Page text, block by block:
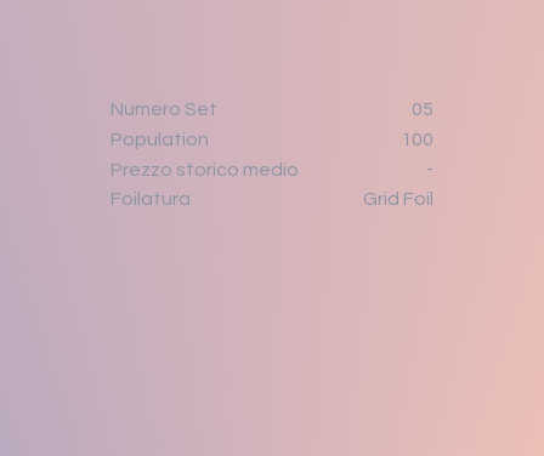
Numero Set
Population
Prezzo storico medio
Foilatura
05
100
-
Grid Foil